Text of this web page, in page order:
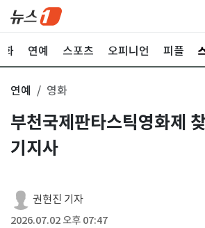
화 연예 스포츠 오피니언 피플
연예 영화
부천국제판타스틱영화제
기지사
권현진 기자
2026.07.02 오후 07:47